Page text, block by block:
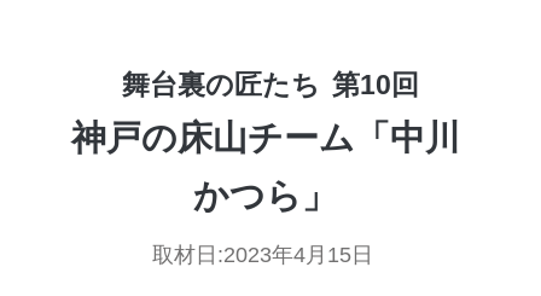
舞台裏の匠たち 第10回
神戸の床山チーム「中川
かつら」
取材日:2023年4月15日